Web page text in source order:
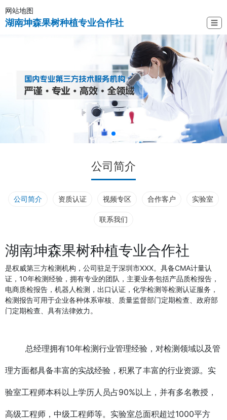
网站地图
湖南坤森果树种植专业合作社 ☰
公司简介
公司简介 资质认证 视频专区 合作客户 实验室
联系我们
湖南坤森果树种植专业合作社
是权威第三方检测机构，公司驻足于深圳市XXX。具备CMA计量认
证，10年检测经验，拥有专业的团队，主要业务包括产品质检报告，
电商质检报告，机器人检测，出口认证，化学检测等检测认证服务，
检测报告可用于企业各种体系审核、质量监督部门定期检查、政府部
门定期检查、具有法律效力。
总经理拥有10年检测行业管理经验，对检测领域以及管
理方面都具备丰富的实战经验，积累了丰富的行业资源。实
验室工程师本科以上学历人员占90%以上，并有多名教授，
高级工程师，中级工程师等。实验室总面积超过1000平方